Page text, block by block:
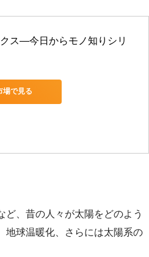
ス―今日からモノ知りシリ
場で見る
、昔の人々が太陽をどのよう
地球温暖化、さらには太陽系の